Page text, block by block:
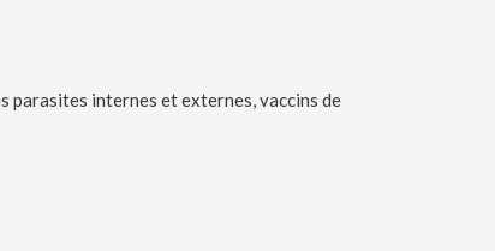
parasites internes et externes, vaccins de